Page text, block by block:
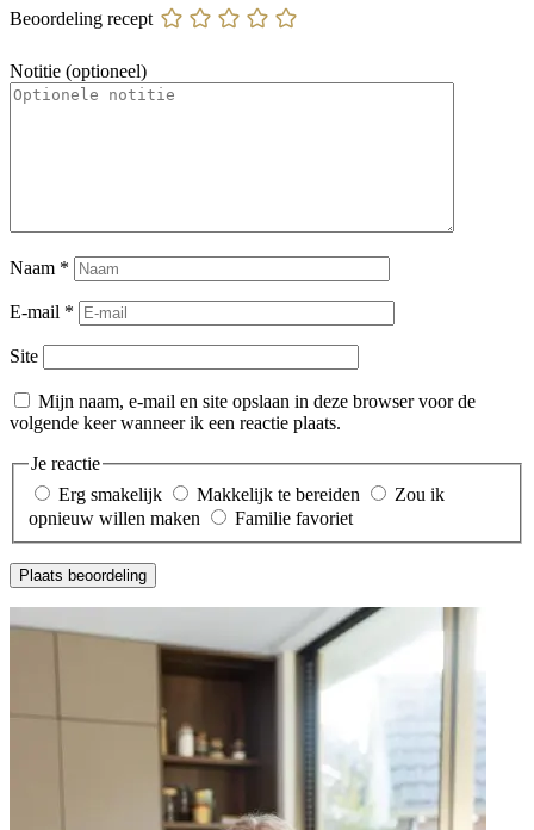
Beoordeling recept
Notitie (optioneel)
Naam *
E-mail *
Site
Mijn naam, e-mail en site opslaan in deze browser voor de
volgende keer wanneer ik een reactie plaats.
Je reactie
Erg smakelijk
Makkelijk te bereiden
Zou ik
opnieuw willen maken
Familie favoriet
Plaats beoordeling